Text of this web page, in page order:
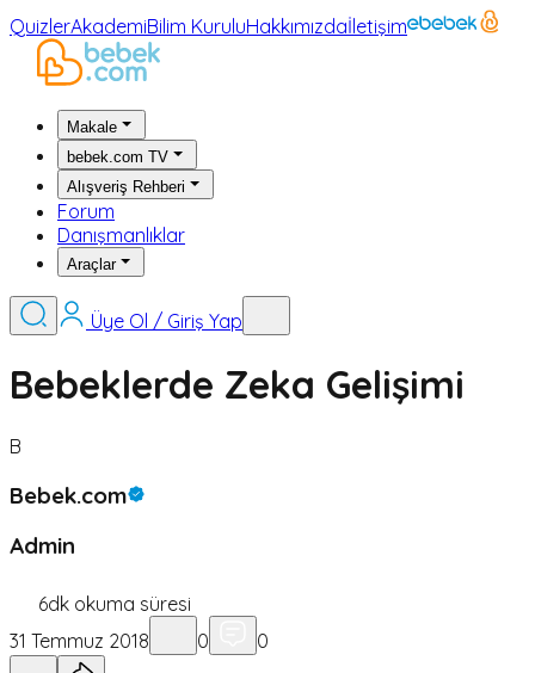
QuizlerAkademiBilim KuruluHakkımızdaİletişim
Makale
bebek.com TV
Alışveriş Rehberi
Forum
Danışmanlıklar
Araçlar
Üye Ol / Giriş Yap
Bebeklerde Zeka Gelişimi
B
Bebek.com
Admin
6dk okuma süresi
31 Temmuz 2018
0 0